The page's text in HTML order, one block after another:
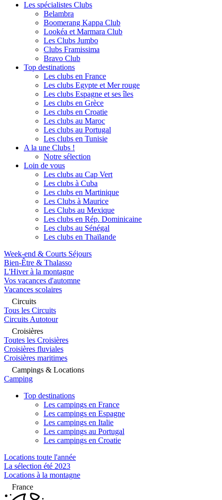
Les spécialistes Clubs
Belambra
Boomerang Kappa Club
Lookéa et Marmara Club
Les Clubs Jumbo
Clubs Framissima
Bravo Club
Top destinations
Les clubs en France
Les clubs Egypte et Mer rouge
Les clubs Espagne et ses îles
Les clubs en Grèce
Les clubs en Croatie
Les clubs au Maroc
Les clubs au Portugal
Les clubs en Tunisie
A la une Clubs !
Notre sélection
Loin de vous
Les clubs au Cap Vert
Les clubs à Cuba
Les clubs en Martinique
Les Clubs à Maurice
Les Clubs au Mexique
Les clubs en Rép. Dominicaine
Les clubs au Sénégal
Les clubs en Thaïlande
Week-end & Courts Séjours
Bien-Être & Thalasso
L'Hiver à la montagne
Vos vacances d'automne
Vacances scolaires
Circuits
Tous les Circuits
Circuits Autotour
Croisières
Toutes les Croisières
Croisières fluviales
Croisières maritimes
Campings & Locations
Camping
Top destinations
Les campings en France
Les campings en Espagne
Les campings en Italie
Les campings au Portugal
Les campings en Croatie
Locations toute l'année
La sélection été 2023
Locations à la montagne
France